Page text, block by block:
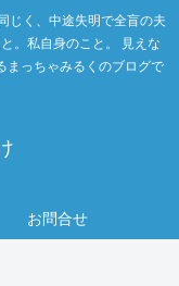
じく、中途失明で全盲の夫
。私自身のこと。 見えな
まっちゃみるくのブログで
お問合せ